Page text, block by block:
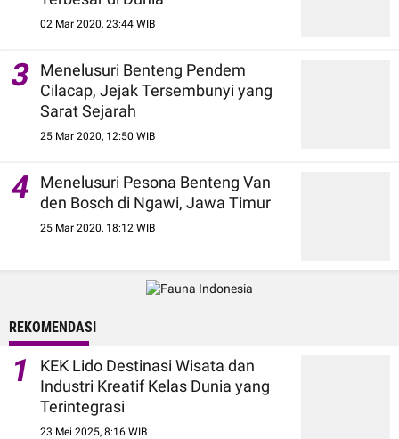
02 Mar 2020, 23:44 WIB
3
Menelusuri Benteng Pendem
Cilacap, Jejak Tersembunyi yang
Sarat Sejarah
25 Mar 2020, 12:50 WIB
4
Menelusuri Pesona Benteng Van
den Bosch di Ngawi, Jawa Timur
25 Mar 2020, 18:12 WIB
REKOMENDASI
1
KEK Lido Destinasi Wisata dan
Industri Kreatif Kelas Dunia yang
Terintegrasi
23 Mei 2025, 8:16 WIB